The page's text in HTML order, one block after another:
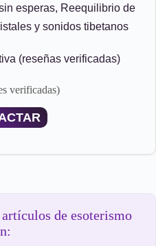
esperas, Reequilibrio de
y sonidos tibetanos
(reseñas verificadas)
verificadas)
de esoterismo